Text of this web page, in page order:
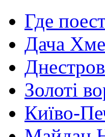
Где
Дача
Золоті
Київо-